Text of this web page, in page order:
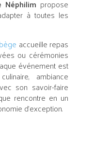
Néphilim propose
à toutes les
accueille repas
ou cérémonies
événement est
ambiance
son savoir-faire
rencontre en un
d’exception.